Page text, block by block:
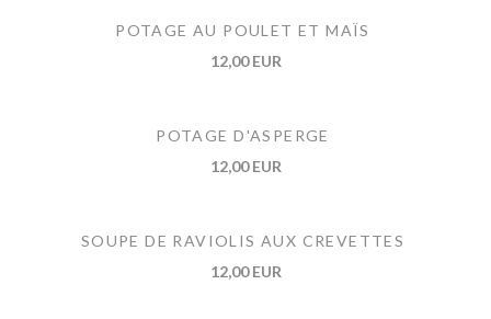
POTAGE AU POULET ET MAÏS
12,00 EUR
POTAGE D'ASPERGE
12,00 EUR
SOUPE DE RAVIOLIS AUX CREVETTES
12,00 EUR